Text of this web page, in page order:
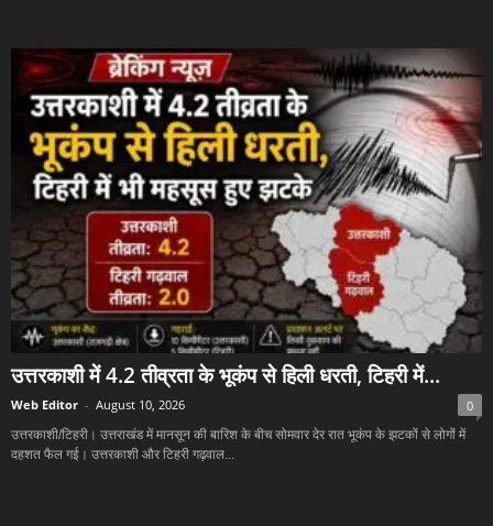
उत्तरकाशी में 4.2 तीव्रता के भूकंप से हिली धरती, टिहरी में...
Web Editor - August 10, 2026 0
उत्तरकाशी/टिहरी। उत्तराखंड में मानसून की बारिश के बीच सोमवार देर रात भूकंप के झटकों से लोगों में
दहशत फैल गई। उत्तरकाशी और टिहरी गढ़वाल...